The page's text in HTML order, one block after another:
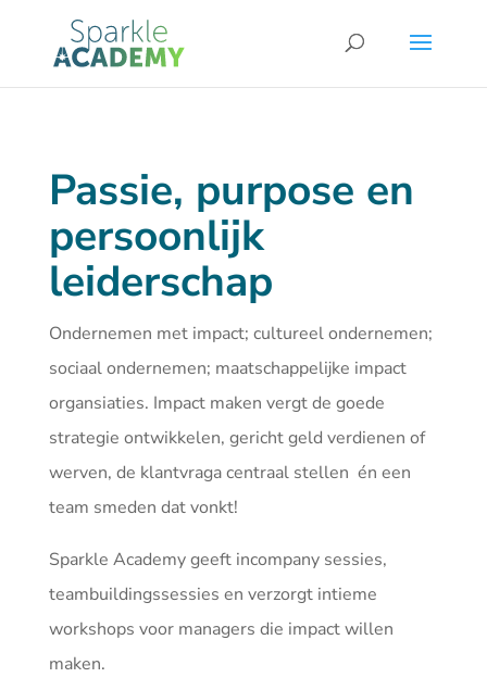
Passie, purpose en
persoonlijk
leiderschap
Ondernemen met impact; cultureel ondernemen;
sociaal ondernemen; maatschappelijke impact
organsiaties. Impact maken vergt de goede
strategie ontwikkelen, gericht geld verdienen of
werven, de klantvraga centraal stellen én een
team smeden dat vonkt!
Sparkle Academy geeft incompany sessies,
teambuildingssessies en verzorgt intieme
workshops voor managers die impact willen
maken.